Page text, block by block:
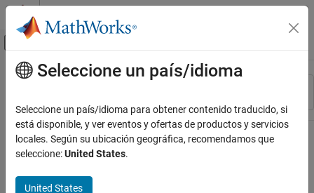
Saltar al contenido
Mostrar/ocultar menú de navegación
Recurso
Contenido principal
Seleccione un país/idioma
Seleccione un país/idioma para obtener contenido traducido, si
está disponible, y ver eventos y ofertas de productos y servicios
locales. Según su ubicación geográfica, recomendamos que
seleccione:United States.
United States